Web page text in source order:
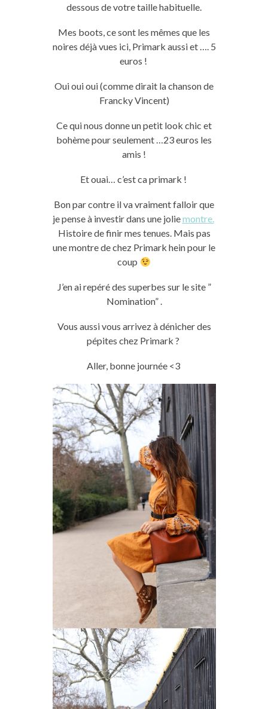
dessous de votretaillehabituelle.
Mes boots, ce sont les mêmes que les
noires déjà vues ici, Primark aussi et ….5
euros !
Ouiouioui(comme dirait la chanson de
Francky Vincent)
Ce qui nous donne un petit look chic et
bohème pour seulement …23euros les
amis !
Etouai… c’estcaprimark !
Bon par contre il va vraiment falloir que
je pense à investir dans une joliemontre.
Histoire de finir mes tenues. Mais pas
une montre de chez Primark hein pour le
coup
J’en ai repéré des superbes sur le site ”
Nomination” .
Vous aussi vous arrivez à dénicher des
pépites chez Primark ?
Aller, bonne journée <3